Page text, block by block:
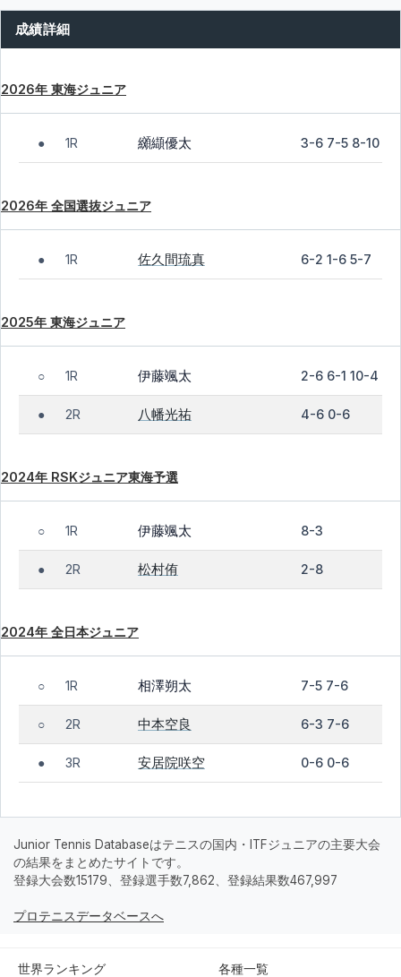
成績詳細
2026年 東海ジュニア
● 1R 纐纈優太 3-6 7-5 8-10
2026年 全国選抜ジュニア
● 1R 佐久間琉真 6-2 1-6 5-7
2025年 東海ジュニア
○ 1R 伊藤颯太 2-6 6-1 10-4
● 2R 八幡光祐 4-6 0-6
2024年 RSKジュニア東海予選
○ 1R 伊藤颯太 8-3
● 2R 松村侑 2-8
2024年 全日本ジュニア
○ 1R 相澤朔太 7-5 7-6
○ 2R 中本空良 6-3 7-6
● 3R 安居院咲空 0-6 0-6
Junior Tennis Databaseはテニスの国内・ITFジュニアの主要大会
の結果をまとめたサイトです。
登録大会数15179、登録選手数7,862、登録結果数467,997
プロテニスデータベースへ
世界ランキング 各種一覧